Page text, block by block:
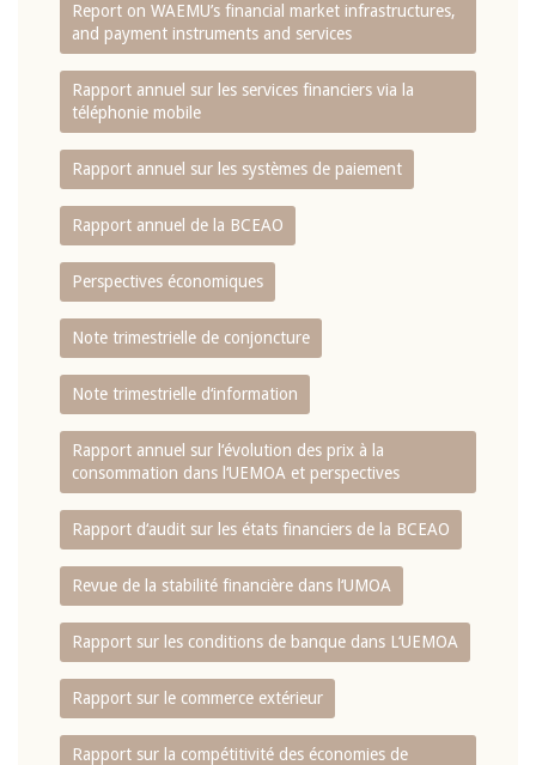
Report on WAEMU’s financial market infrastructures,
and payment instruments and services
Rapport annuel sur les services financiers via la
téléphonie mobile
Rapport annuel sur les systèmes de paiement
Rapport annuel de la BCEAO
Perspectives économiques
Note trimestrielle de conjoncture
Note trimestrielle d‘information
Rapport annuel sur l‘évolution des prix à la
consommation dans l‘UEMOA et perspectives
Rapport d‘audit sur les états financiers de la BCEAO
Revue de la stabilité financière dans l‘UMOA
Rapport sur les conditions de banque dans L‘UEMOA
Rapport sur le commerce extérieur
Rapport sur la compétitivité des économies de